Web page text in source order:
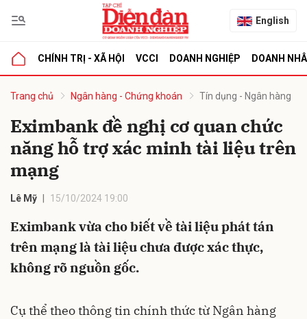
English
CHÍNH TRỊ - XÃ HỘI VCCI DOANH NGHIỆP DOANH
Trang chủ Ngân hàng - Chứng khoán Tín dụng - Ngân hàng
Eximbank đề nghị cơ quan chức
năng hỗ trợ xác minh tài liệu trên
mạng
Lê Mỹ 15/10/2024 19:00
Eximbank vừa cho biết về tài liệu phát tán
trên mạng là tài liệu chưa được xác thực,
không rõ nguồn gốc.
Cụ thể theo thông tin chính thức từ Ngân hàng
luận
Hủy